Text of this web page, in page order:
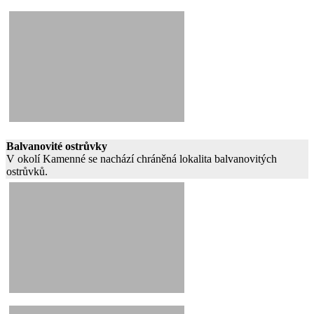
Balvanovité ostrůvky
V okolí Kamenné se nachází chráněná lokalita balvanovitých
ostrůvků.